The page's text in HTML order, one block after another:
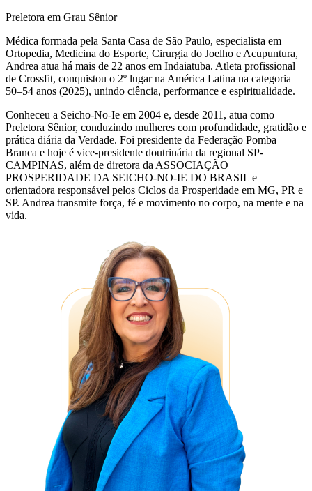
Preletora em Grau Sênior
Médica formada pela Santa Casa de São Paulo, especialista em
Ortopedia, Medicina do Esporte, Cirurgia do Joelho e Acupuntura,
Andrea atua há mais de 22 anos em Indaiatuba. Atleta profissional
de Crossfit, conquistou o 2º lugar na América Latina na categoria
50–54 anos (2025), unindo ciência, performance e espiritualidade.
Conheceu a Seicho-No-Ie em 2004 e, desde 2011, atua como
Preletora Sênior, conduzindo mulheres com profundidade, gratidão e
prática diária da Verdade. Foi presidente da Federação Pomba
Branca e hoje é vice-presidente doutrinária da regional SP-
CAMPINAS, além de diretora da ASSOCIAÇÃO
PROSPERIDADE DA SEICHO-NO-IE DO BRASIL e
orientadora responsável pelos Ciclos da Prosperidade em MG, PR e
SP. Andrea transmite força, fé e movimento no corpo, na mente e na
vida.